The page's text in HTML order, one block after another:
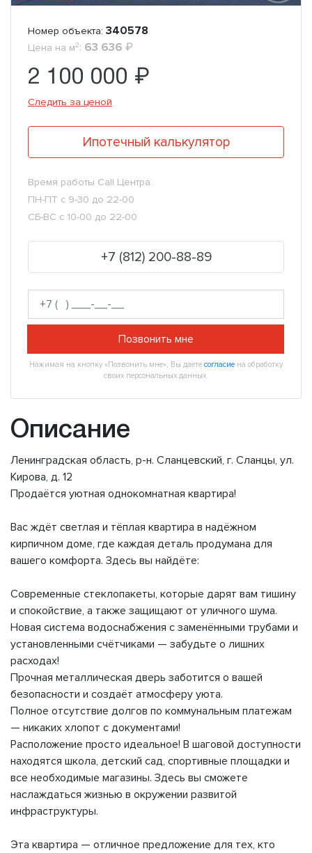
Номер объекта: 340578
Цена на м2: 63 636 ₽
2 100 000 ₽
Следить за ценой
Ипотечный калькулятор
Время работы Call Центра:
ПН-ПТ с 9-30 до 22-00
СБ-ВС с 10-00 до 22-00
+7 (812) 200-88-89
Позвонить мне
Нажимая на кнопку «Позвонить мне», Вы даете согласие на обработку
своих персональных данных.
Описание
Ленинградская область, р-н. Сланцевский, г. Сланцы, ул.
Кирова, д. 12
Продаётся уютная однокомнатная квартира!
Вас ждёт светлая и тёплая квартира в надёжном
кирпичном доме, где каждая деталь продумана для
вашего комфорта. Здесь вы найдёте:
Современные стеклопакеты, которые дарят вам тишину
и спокойствие, а также защищают от уличного шума.
Новая система водоснабжения с заменёнными трубами и
установленными счётчиками — забудьте о лишних
расходах!
Прочная металлическая дверь заботится о вашей
безопасности и создаёт атмосферу уюта.
Полное отсутствие долгов по коммунальным платежам
— никаких хлопот с документами!
Расположение просто идеальное! В шаговой доступности
находятся школа, детский сад, спортивные площадки и
все необходимые магазины. Здесь вы сможете
наслаждаться жизнью в окружении развитой
инфраструктуры.
Эта квартира — отличное предложение для тех, кто